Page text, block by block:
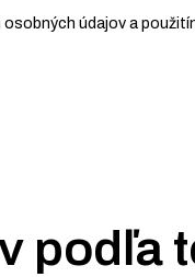
údajov a
podľa